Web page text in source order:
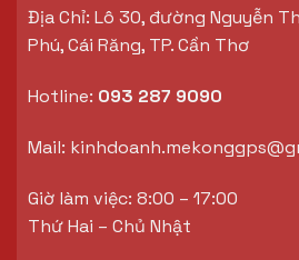
Địa Chỉ: Lô 30, đường Nguyễn
Phú, Cái Răng, TP. Cần Thơ
Hotline: 093 287 9090
Mail:
Giờ làm việc: 8:00 – 17:00
Thứ Hai – Chủ Nhật